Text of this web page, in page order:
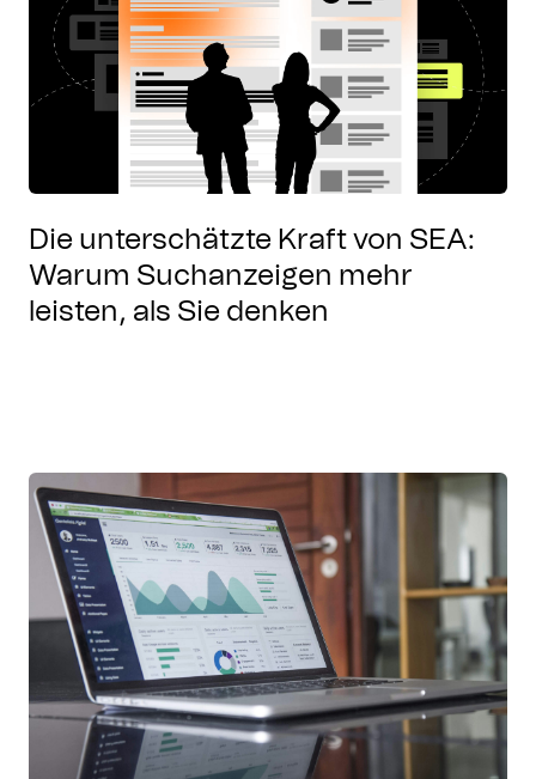
Die unterschätzte Kraft von SEA:
Warum Suchanzeigen mehr
leisten, als Sie denken